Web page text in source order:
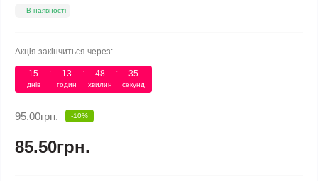
В наявності
Акція закінчиться через:
15
днів
: 13
годин
: 48
хвилин
: 35
секунд
95.00грн. -10%
85.50грн.